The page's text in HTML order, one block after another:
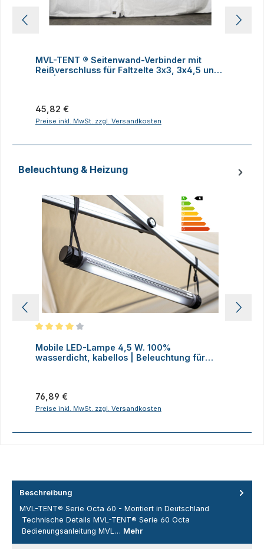
MVL-TENT ® Seitenwand-Verbinder mit
Reißverschluss für Faltzelte 3x3, 3x4,5 und
Regulärer Preis:
45,82 €
Preise inkl. MwSt. zzgl. Versandkosten
Beleuchtung & Heizung
Mobile LED-Lampe 4,5 W. 100%
wasserdicht, kabellos | Beleuchtung für
Regulärer Preis:
76,89 €
Preise inkl. MwSt. zzgl. Versandkosten
Beschreibung
MVL-TENT® Serie Octa 60 - Montiert in Deutschland
Technische Details MVL-TENT® Serie 60 Octa
Bedienungsanleitung MVL… Mehr